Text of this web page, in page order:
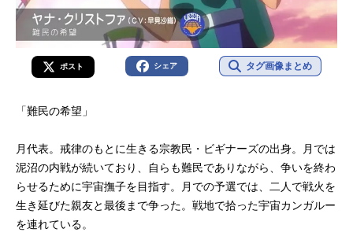
ポスト シェア タグ画像まとめ
「難民の希望」
月代表。戒律のもとに生きる宗教民・ビギナーズの出身。月では
泥沼の内戦が続いており、自らも難民でありながら、争いを終わ
らせるために宇宙撫子を目指す。月での予選では、二人で戦火を
生き延びた親友と最後まで争った。戦地で拾った宇宙カンガルー
を連れている。